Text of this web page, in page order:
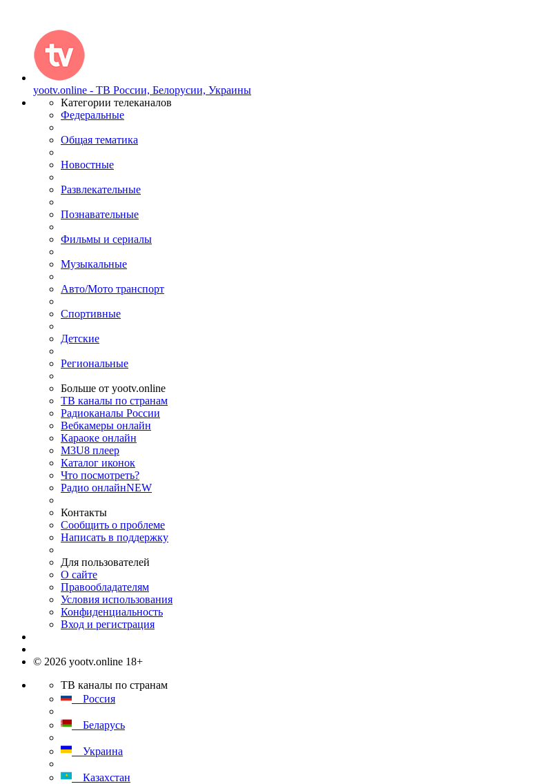
yootv.online - ТВ России, Белорусии, Украины
Категории телеканалов
Федеральные
Общая тематика
Новостные
Развлекательные
Познавательные
Фильмы и сериалы
Музыкальные
Авто/Мото транспорт
Спортивные
Детские
Региональные
Больше от yootv.online
ТВ каналы по странам
Радиоканалы России
Вебкамеры онлайн
Караоке онлайн
M3U8 плеер
Каталог иконок
Что посмотреть?
Радио онлайнNEW
Контакты
Сообщить о проблеме
Написать в поддержку
Для пользователей
О сайте
Правообладателям
Условия использования
Конфиденциальность
Вход и регистрация
© 2026 yootv.online 18+
ТВ каналы по странам
Россия
Беларусь
Украина
Казахстан